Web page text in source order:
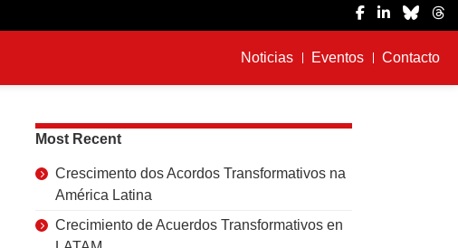
Noticias Eventos Contacto
Most Recent
Crescimento dos Acordos Transformativos na
América Latina
Crecimiento de Acuerdos Transformativos en